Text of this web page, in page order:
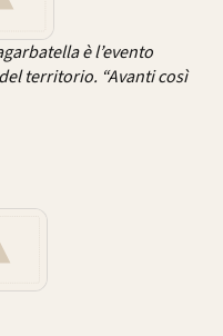
è l’evento
territorio. “Avanti così